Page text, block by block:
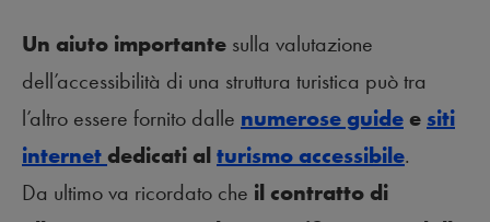
Un aiuto importante sulla valutazione
dell’accessibilità di una struttura turistica può tra
l’altro essere fornito dalle numerose guidee siti
internetdedicati alturismo accessibile.
Da ultimo va ricordato che il contratto di